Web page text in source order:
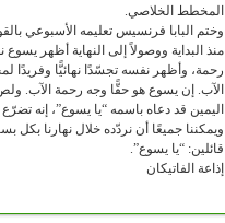
المخطط الخلاصي.
وختم البابا فرنسيس تعليمه الأسبوعي
منذ البداية ووصولاً إلى النهاية أظهر يسوع
رحمة، وأظهر نفسه تجسّدًا نهائيًّا وفريدًا
الآب. إن يسوع هو حقًّا وجه رحمة الآب.
اليمين قد دعاه باسمه “يا يسوع”، إنه
ويمكننا جميعًا أن نردّده خلال نهارنا بكل
قائلين: “يا يسوع”.
إذاعة الفاتيكان